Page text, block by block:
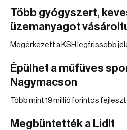
Több gyógyszert,
üzemanyagot
Megérkezett a KSH legfrissebb
Épülhet a műfüves
Nagymacson
Több mint 19 millió forintos
Megbüntették a Lidlt